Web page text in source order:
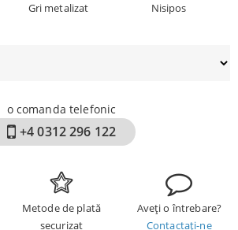
Gri metalizat Nisipos
o comanda telefonic
+4 0312 296 122
Metode de plată
securizat
Aveți o întrebare?
Contactați-ne